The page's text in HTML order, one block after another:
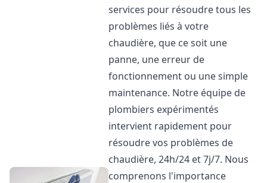
services pour résoudre tous les
problèmes liés à votre
chaudière, que ce soit une
panne, une erreur de
fonctionnement ou une simple
maintenance. Notre équipe de
plombiers expérimentés
intervient rapidement pour
résoudre vos problèmes de
chaudière, 24h/24 et 7j/7. Nous
comprenons l'importance